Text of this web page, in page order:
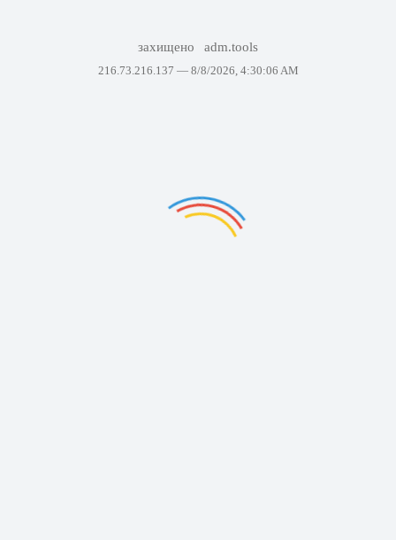
захищено adm.tools
216.73.216.137 — 8/8/2026, 4:30:06 AM